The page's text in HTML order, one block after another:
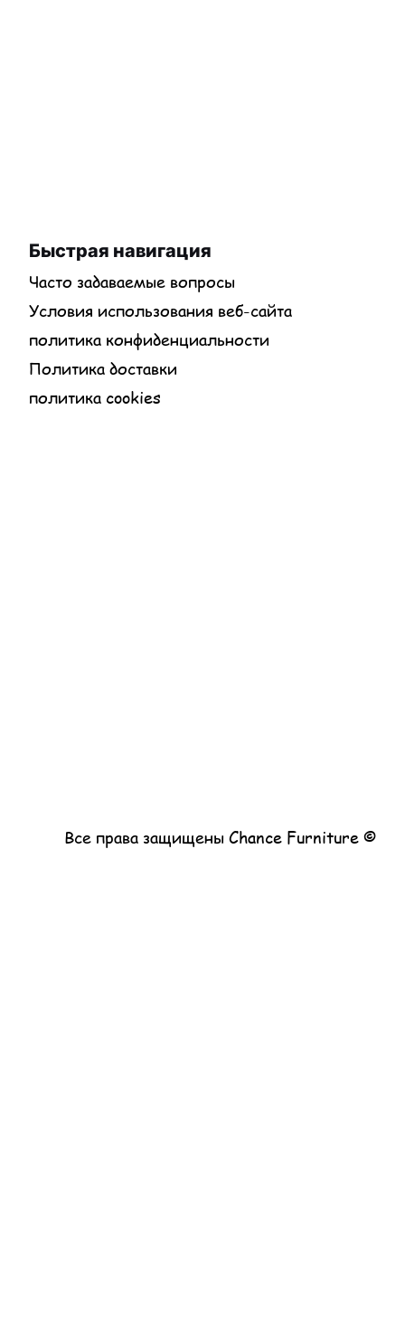
Быстрая навигация
Часто задаваемые вопросы
Условия использования веб-сайта
политика конфиденциальности
Политика доставки
политика cookies
© Все права защищены Chance Furniture